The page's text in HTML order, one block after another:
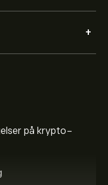
+
på krypto-